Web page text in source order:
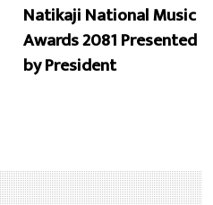
Natikaji National Music
Awards 2081 Presented
by President